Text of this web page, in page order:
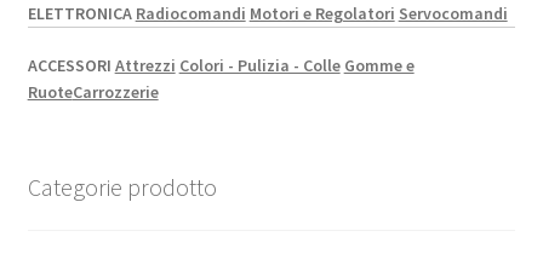
ELETTRONICA Radiocomandi Motori e Regolatori Servocomandi
ACCESSORI Attrezzi Colori - Pulizia - Colle Gomme e
RuoteCarrozzerie
Categorie prodotto